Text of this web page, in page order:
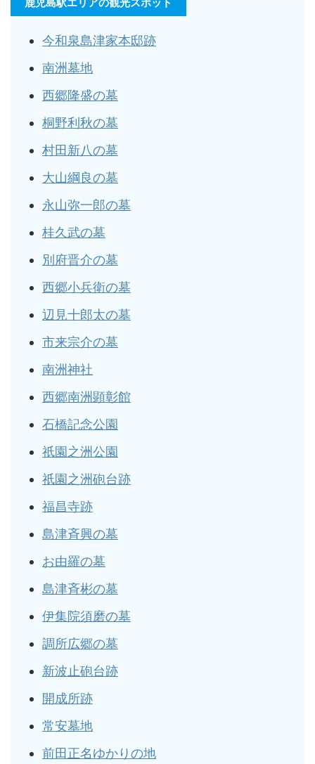
今和泉島津家本邸跡
南洲墓地
西郷隆盛の墓
桐野利秋の墓
村田新八の墓
大山綱良の墓
永山弥一郎の墓
桂久武の墓
別府晋介の墓
西郷小兵衛の墓
辺見十郎太の墓
市来宗介の墓
南洲神社
西郷南洲顕彰館
石橋記念公園
祇園之洲公園
祇園之洲砲台跡
福昌寺跡
島津斉興の墓
お由羅の墓
島津斉彬の墓
伊集院須磨の墓
調所広郷の墓
新波止砲台跡
開成所跡
常安墓地
前田正名ゆかりの地